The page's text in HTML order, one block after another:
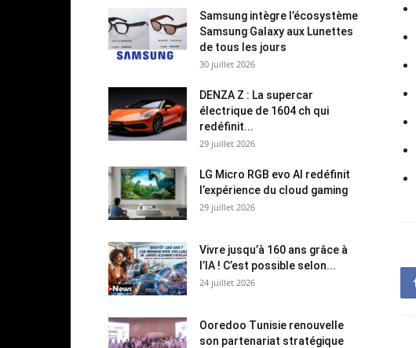
Samsung intègre l’écosystème
Samsung Galaxy aux Lunettes
de tous les jours
30 juillet 2026
DENZA Z : La supercar
électrique de 1604 ch qui
redéfinit...
29 juillet 2026
LG Micro RGB evo AI redéfinit
l’expérience du cloud gaming
29 juillet 2026
Vivre jusqu’à 160 ans grâce à
l’IA ! C’est possible selon...
24 juillet 2026
Ooredoo Tunisie renouvelle
son partenariat stratégique